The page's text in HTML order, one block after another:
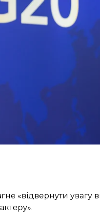
висловив
на зборі грошей
«збору грошей для
«відвернути увагу